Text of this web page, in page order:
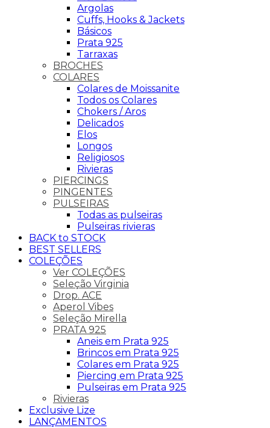
Argolas
Cuffs, Hooks & Jackets
Básicos
Prata 925
Tarraxas
BROCHES
COLARES
Colares de Moissanite
Todos os Colares
Chokers / Aros
Delicados
Elos
Longos
Religiosos
Rivieras
PIERCINGS
PINGENTES
PULSEIRAS
Todas as pulseiras
Pulseiras rivieras
BACK to STOCK
BEST SELLERS
COLEÇÕES
Ver COLEÇÕES
Seleção Virginia
Drop. ACE
Aperol Vibes
Seleção Mirella
PRATA 925
Aneis em Prata 925
Brincos em Prata 925
Colares em Prata 925
Piercing em Prata 925
Pulseiras em Prata 925
Rivieras
Exclusive Lize
LANÇAMENTOS